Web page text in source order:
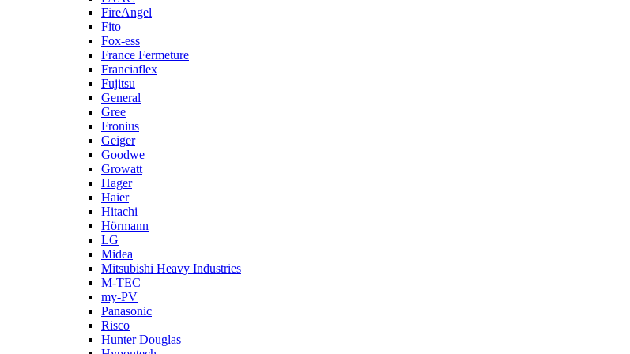
FireAngel
Fito
Fox-ess
France Fermeture
Franciaflex
Fujitsu
General
Gree
Fronius
Geiger
Goodwe
Growatt
Hager
Haier
Hitachi
Hörmann
LG
Midea
Mitsubishi Heavy Industries
M-TEC
my-PV
Panasonic
Risco
Hunter Douglas